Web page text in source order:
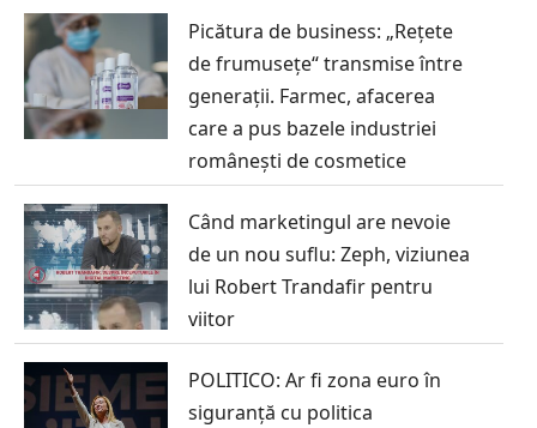
Picătura de business: „Rețete
de frumusețe“ transmise între
generații. Farmec, afacerea
care a pus bazele industriei
românești de cosmetice
Când marketingul are nevoie
de un nou suflu: Zeph, viziunea
lui Robert Trandafir pentru
viitor
POLITICO: Ar fi zona euro în
siguranță cu politica